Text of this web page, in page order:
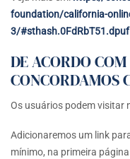
foundation/california-
3/#sthash.0FdRbT51.dpuf
DE ACORDO
CONCORDAMOS
Os usuários podem visitar
Adicionaremos um link
mínimo, na primeira